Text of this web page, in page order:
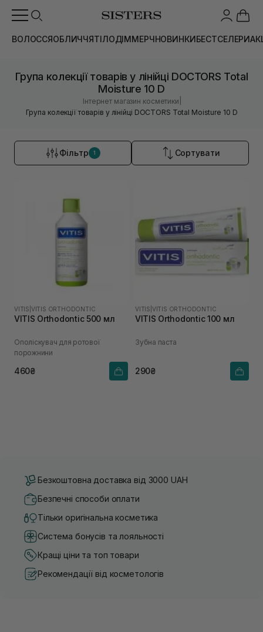
ВОЛОССЯОБЛИЧЧЯТІЛОДІММЕРЧНОВИНКИБЕСТСЕЛЕРИ
Група колекції товарів у лінійці DOCTORS Total
Moisture 10 D
Інтернет магазин косметики
Група колекції товарів у лінійці DOCTORS Total Moisture 10 D
Фільтр 1 Сортувати
VITIS VITIS ORTHODONTIC
VITIS Orthodontic 500 мл
Ополіскувач для ротової
порожнини
460₴
VITIS VITIS ORTHODONTIC
VITIS Orthodontic 100 мл
Зубна паста
290₴
Безкоштовна доставка від 3000 UAH
Безпечні способи оплати
Тільки оригінальна косметика
Система бонусів та лояльності
Кращі ціни та топ товари
Рекомендації від косметологів